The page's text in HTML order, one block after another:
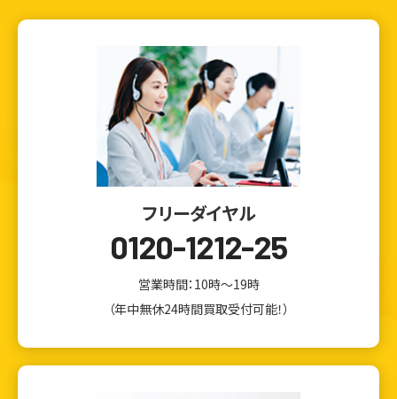
フリーダイヤル
0120-1212-25
営業時間：10時～19時
（年中無休24時間買取受付可能！）